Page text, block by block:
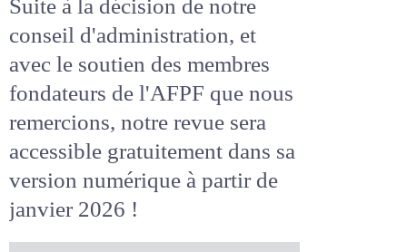
Suite à la décision de notre
conseil d'administration, et
avec le soutien des membres
fondateurs de l'AFPF que nous
remercions, notre revue sera
accessiblegratuitementdans
sa version numérique
de janvier 2026 !